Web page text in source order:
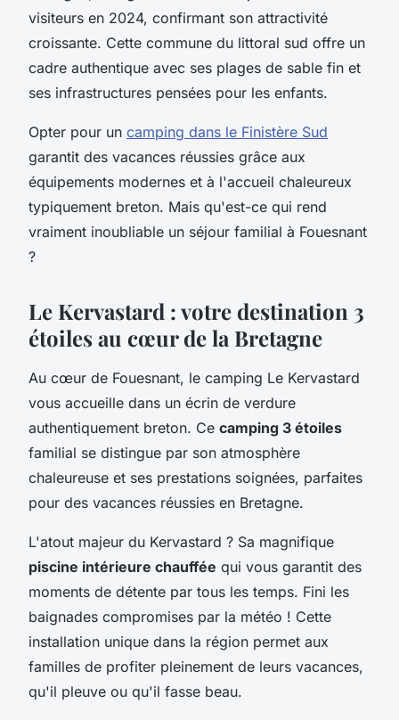
visiteurs en 2024, confirmant son attractivité
croissante. Cette commune du littoral sud offre un
cadre authentique avec ses plages de sable fin et
ses infrastructures pensées pour les enfants.
Opter pour un camping dans le Finistère Sud
garantit des vacances réussies grâce aux
équipements modernes et à l'accueil chaleureux
typiquement breton. Mais qu'est-ce qui rend
vraiment inoubliable un séjour familial à Fouesnant
?
Le Kervastard : votre destination 3
étoiles au cœur de la Bretagne
Au cœur de Fouesnant, le camping Le Kervastard
vous accueille dans un écrin de verdure
authentiquement breton. Ce camping 3 étoiles
familial se distingue par son atmosphère
chaleureuse et ses prestations soignées, parfaites
pour des vacances réussies en Bretagne.
L'atout majeur du Kervastard ? Sa magnifique
piscine intérieure chauffée qui vous garantit des
moments de détente par tous les temps. Fini les
baignades compromises par la météo ! Cette
installation unique dans la région permet aux
familles de profiter pleinement de leurs vacances,
qu'il pleuve ou qu'il fasse beau.